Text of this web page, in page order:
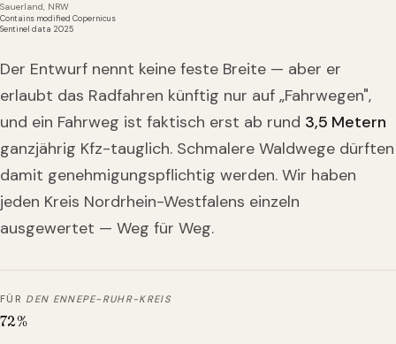
Sauerland, NRW
Contains modified Copernicus
Sentinel data 2025
Der Entwurf nennt keine feste Breite — aber er
erlaubt das Radfahren künftig nur auf „Fahrwegen",
und ein Fahrweg ist faktisch erst ab rund 3,5 Metern
ganzjährig Kfz-tauglich. Schmalere Waldwege dürften
damit genehmigungspflichtig werden. Wir haben
jeden Kreis Nordrhein-Westfalens einzeln
ausgewertet — Weg für Weg.
FÜR DEN ENNEPE-RUHR-KREIS
72%